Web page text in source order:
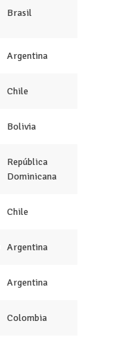
Brasil
Argentina
Chile
Bolivia
República
Dominicana
Chile
Argentina
Argentina
Colombia